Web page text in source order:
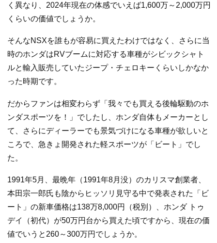
く異なり、2024年現在の体感でいえば1,600万～2,000万円
くらいの価値でしょうか。
そんなNSXを誰もが容易に買えたわけではなく、さらに当
時のホンダはRVブームに対応する車種がシビックシャト
ルと輸入販売していたジープ・チェロキーくらいしかなか
った時期です。
だからファンは相変わらず「我々でも買える後輪駆動のホ
ンダスポーツを！」でしたし、ホンダ自体もメーカーとし
て、さらにディーラーでも景気づけになる車種が欲しいと
ころで、急きょ開発された軽スポーツが「ビート」でし
た。
1991年5月、最晩年（1991年8月没）のカリスマ創業者、
本田宗一郎氏も陰からヒッソリ見守る中で発表された「ビ
ート」の新車価格は138万8,000円（税別）、ホンダ トゥ
デイ（初代）が50万円台から買えた頃ですから、現在の価
値でいうと260～300万円でしょうか。